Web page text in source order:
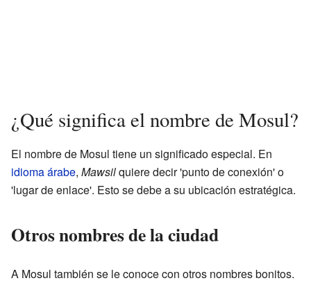
¿Qué significa el nombre de Mosul?
El nombre de Mosul tiene un significado especial. En
idioma árabe, Mawsilquiere decir 'punto de conexión' o
'lugar de enlace'. Esto se debe a su ubicación estratégica.
Otros nombres de la ciudad
A Mosul también se le conoce con otros nombres bonitos.